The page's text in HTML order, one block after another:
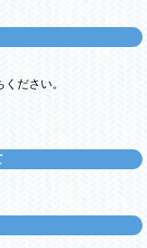
ださい。